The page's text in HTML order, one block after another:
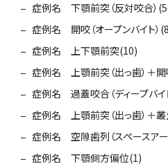
症例名 下顎前突（反対咬合）
症例名 開咬（オープンバイト）
症例名 上下顎前突(10)
症例名 上顎前突（出っ歯）＋開
症例名 過蓋咬合（ディープバイ
症例名 上顎前突（出っ歯）＋叢
症例名 空隙歯列（スペースアー
症例名 下顎側方偏位(1)